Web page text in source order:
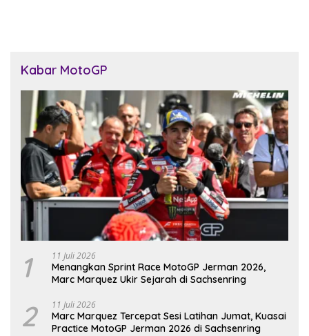
Kabar MotoGP
1 11 Juli 2026
Menangkan Sprint Race MotoGP Jerman 2026,
Marc Marquez Ukir Sejarah di Sachsenring
2 11 Juli 2026
Marc Marquez Tercepat Sesi Latihan Jumat, Kuasai
Practice MotoGP Jerman 2026 di Sachsenring